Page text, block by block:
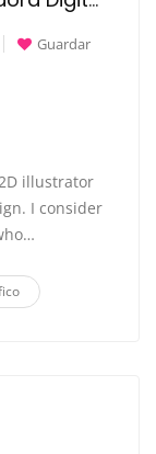
Guardar
illustrator
I consider